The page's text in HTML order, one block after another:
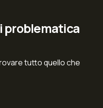
problematica
tutto quello che